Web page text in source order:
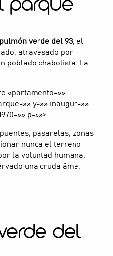
parque
verde del 93 , el
atravesado por
poblado chabolista: La
«partamento=»»
y=»» inaugur=»»
p=»»>
pasarelas, zonas
nunca el terreno
la voluntad humana,
una cruda âme.
del